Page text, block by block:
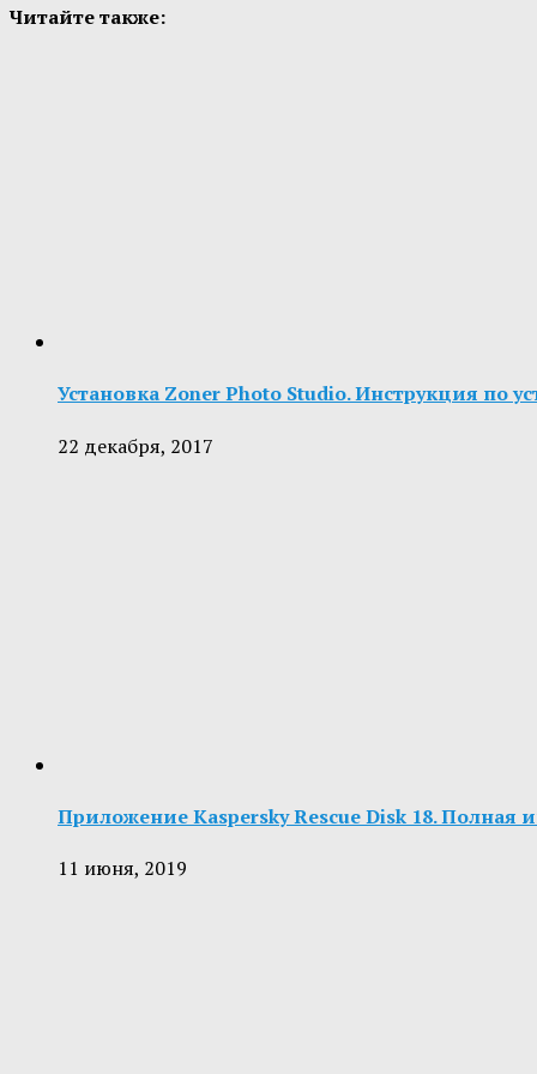
Читайте также:
Установка Zoner Photo Studio. Инструкция по
22 декабря, 2017
Приложение Kaspersky Rescue Disk 18. Полная
11 июня, 2019